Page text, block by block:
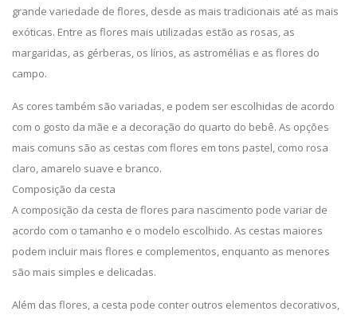
grande variedade de flores, desde as mais tradicionais até as mais
exóticas. Entre as flores mais utilizadas estão as rosas, as
margaridas, as gérberas, os lírios, as astromélias e as flores do
campo.
As cores também são variadas, e podem ser escolhidas de acordo
com o gosto da mãe e a decoração do quarto do bebê. As opções
mais comuns são as cestas com flores em tons pastel, como rosa
claro, amarelo suave e branco.
Composição da cesta
A composição da cesta de flores para nascimento pode variar de
acordo com o tamanho e o modelo escolhido. As cestas maiores
podem incluir mais flores e complementos, enquanto as menores
são mais simples e delicadas.
Além das flores, a cesta pode conter outros elementos decorativos,